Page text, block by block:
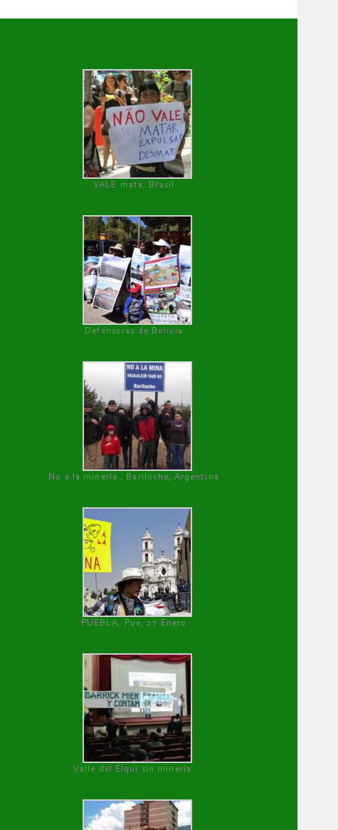
VALE mata, Brasil
Defensoras de Bolivia
No a la minería , Bariloche, Argentina
PUEBLA, Pue, 27 Enero
Valle del Elqui sin minería.